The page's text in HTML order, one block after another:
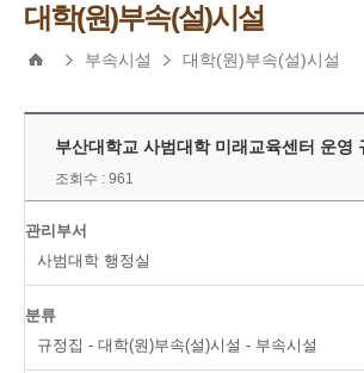
대학(원)부속(설)시설
부속시설 대학(원)부속(설)시설
부산대학교 사범대학 미래교육센터 운영
조회수 : 961
관리부서
사범대학 행정실
분류
규정집 - 대학(원)부속(설)시설 - 부속시설